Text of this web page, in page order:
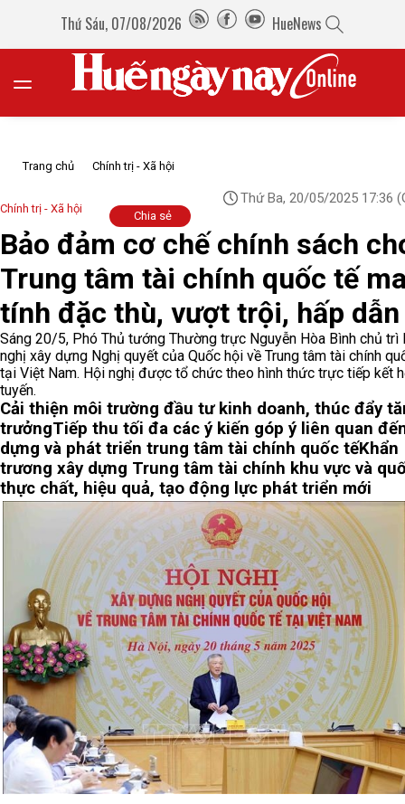
Thứ Sáu, 07/08/2026 HueNews
Trang chủ Chính trị - Xã hội
Chính trị - Xã hội
Thứ Ba, 20/05/2025 17:36
Chia sẻ
Bảo đảm cơ chế chính sách
Trung tâm tài chính quốc tế
tính đặc thù, vượt trội, hấp dẫn
Sáng 20/5, Phó Thủ tướng Thường trực Nguyễn Hòa Bình chủ trì
nghị xây dựng Nghị quyết của Quốc hội về Trung tâm tài chính
tại Việt Nam. Hội nghị được tổ chức theo hình thức trực tiếp kết
tuyến.
Cải thiện môi trường đầu tư kinh doanh, thúc đẩy
trưởngTiếp thu tối đa các ý kiến góp ý liên quan
dựng và phát triển trung tâm tài chính quốc tếKhẩn
trương xây dựng Trung tâm tài chính khu vực và
thực chất, hiệu quả, tạo động lực phát triển mới